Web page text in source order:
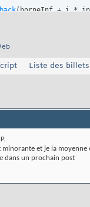
( borneInf + i *
Liste des billets
minorante et je la
dans un prochain post